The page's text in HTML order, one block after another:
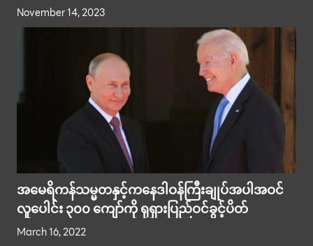
November 14, 2023
အမေရိကန်သမ္မတနှင့်ကနေဒါဝန်ကြီးချုပ်အပါအဝင်
လူပေါင်း ၃၀၀ ကျော်ကို ရုရှားပြည်ဝင်ခွင့်ပိတ်
March 16, 2022